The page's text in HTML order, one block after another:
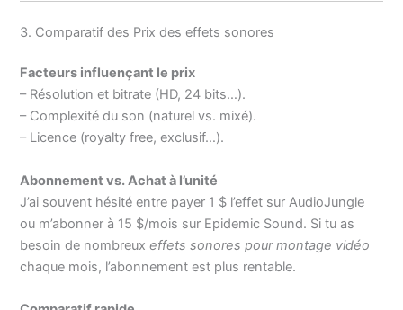
3. Comparatif des Prix des effets sonores
Facteurs influençant le prix
– Résolution et bitrate (HD, 24 bits…).
– Complexité du son (naturel vs. mixé).
– Licence (royalty free, exclusif…).
Abonnement vs. Achat à l’unité
J’ai souvent hésité entre payer 1 $ l’effet sur AudioJungle
ou m’abonner à 15 $/mois sur Epidemic Sound. Si tu as
besoin de nombreuxeffets sonores pour montage vidéo
chaque mois, l’abonnement est plus rentable.